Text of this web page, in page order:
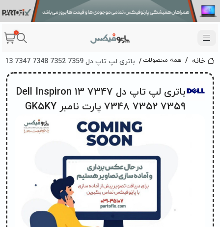
0
خانه همه محصولات باتری لپ تاپ دل Dell Inspiron 13 7347 7348 7352 7359 پارت نامبر GK5KY
باتری لپ تاپ دل Dell Inspiron 13 7347
7348 7352 7359 پارت نامبر GK5KY